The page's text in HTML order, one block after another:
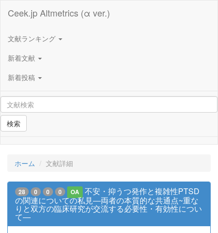
Ceek.jp Altmetrics (α ver.)
文献ランキング
新着文献
新着投稿
検索
ホーム 文献詳細
28 0 0 0 OA
不安・抑うつ発作と複雑性PTSD
の関連についての私見―両者の本質的な共通点~重な
りと双方の臨床研究が交流する必要性・有効性につい
て―